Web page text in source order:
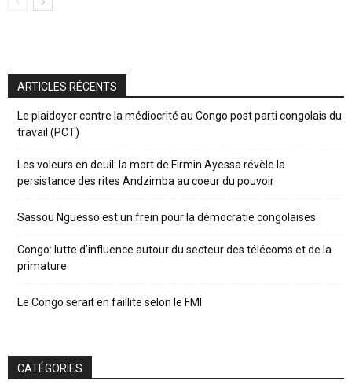
ARTICLES RÉCENTS
Le plaidoyer contre la médiocrité au Congo post parti congolais du
travail (PCT)
Les voleurs en deuil: la mort de Firmin Ayessa révèle la
persistance des rites Andzimba au coeur du pouvoir
Sassou Nguesso est un frein pour la démocratie congolaises
Congo: lutte d’influence autour du secteur des télécoms et de la
primature
Le Congo serait en faillite selon le FMI
CATÉGORIES